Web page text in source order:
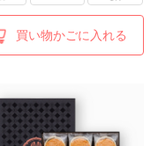
買い物かごに入れる